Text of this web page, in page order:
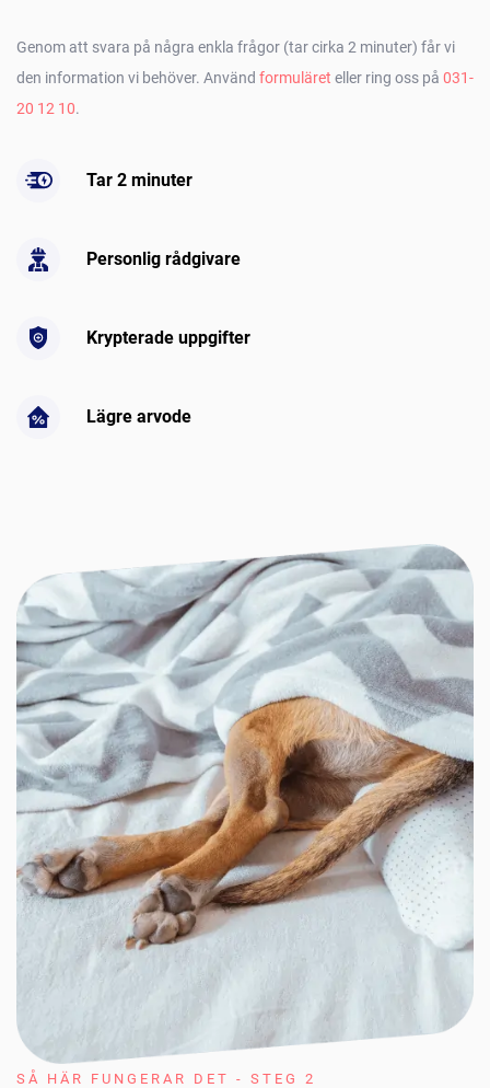
Genom att svara på några enkla frågor (tar cirka 2 minuter) får vi
den information vi behöver. Använd formuläret eller ring oss på 031-
20 12 10.
Tar 2 minuter
Personlig rådgivare
Krypterade uppgifter
Lägre arvode
SÅ HÄR FUNGERAR DET - STEG 2